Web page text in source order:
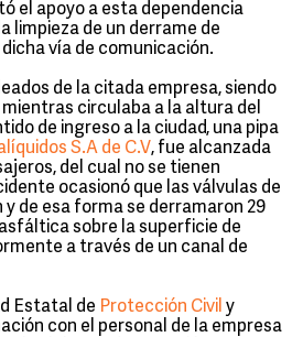
el apoyo a esta dependencia
limpieza de un derrame de
vía de comunicación.
de la citada empresa, siendo
mientras circulaba a la altura del
de ingreso a la ciudad, una pipa
S.A de C.V, fue alcanzada
del cual no se tienen
ocasionó que las válvulas de
y de esa forma se derramaron 29
sobre la superficie de
a través de un canal de
Estatal de Protección Civil y
con el personal de la empresa